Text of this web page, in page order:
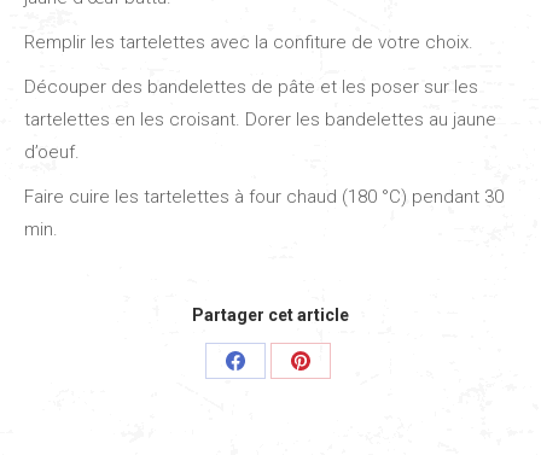
Remplir les tartelettes avec la confiture de votre choix.
Découper des bandelettes de pâte et les poser sur les
tartelettes en les croisant. Dorer les bandelettes au jaune
d’oeuf.
Faire cuire les tartelettes à four chaud (180 °C) pendant 30
min.
Partager cet article
Share
Share